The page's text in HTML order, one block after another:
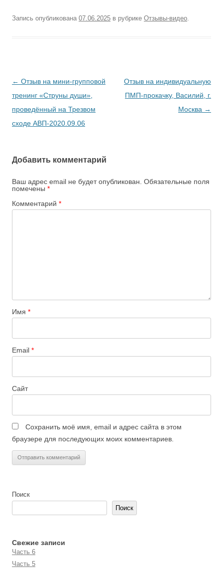
Запись опубликована 07.06.2025 в рубрике Отзывы-видео.
Навигация
по
записям
← Отзыв на мини-групповой
тренинг «Струны души»,
проведённый на Трезвом
сходе АВП-2020.09.06
Отзыв на индивидуальную
ПМП-прокачку, Василий, г.
Москва →
Добавить комментарий
Ваш адрес email не будет опубликован. Обязательные поля
помечены *
Комментарий *
Имя *
Email *
Сайт
Сохранить моё имя, email и адрес сайта в этом
браузере для последующих моих комментариев.
Поиск
Поиск
Свежие записи
Часть 6
Часть 5